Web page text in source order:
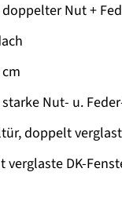
Nut +
Nut- u.
doppelt
verglaste DK-